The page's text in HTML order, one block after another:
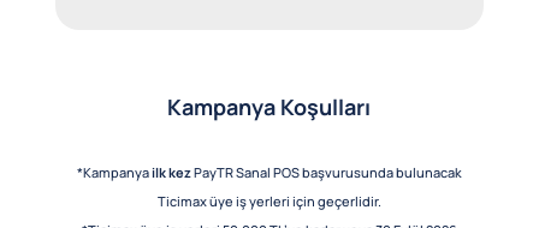
Kampanya Koşulları
*Kampanyailk kezPayTR Sanal POS başvurusunda bulunacak
Ticimax üye iş yerleri için geçerlidir.